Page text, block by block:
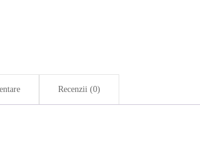
Recenzii (0)